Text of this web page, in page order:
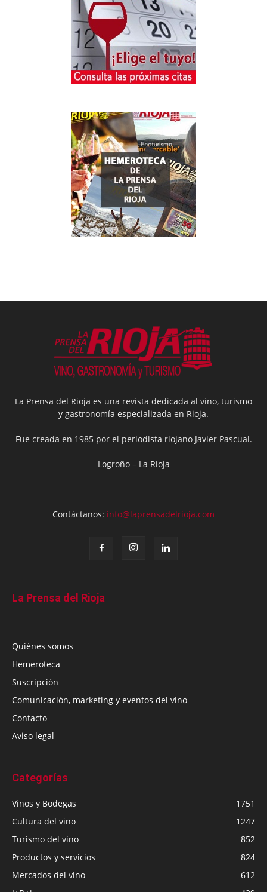
La Prensa del Rioja es una revista dedicada al vino, turismo
y gastronomía especializada en Rioja.
Fue creada en 1985 por el periodista riojano Javier Pascual.
Logroño – La Rioja
Contáctanos: info@laprensadelrioja.com
La Prensa del Rioja
Quiénes somos
Hemeroteca
Suscripción
Comunicación, marketing y eventos del vino
Contacto
Aviso legal
Categorías
Vinos y Bodegas
1751
Cultura del vino
1247
Turismo del vino
852
Productos y servicios
824
Mercados del vino
612